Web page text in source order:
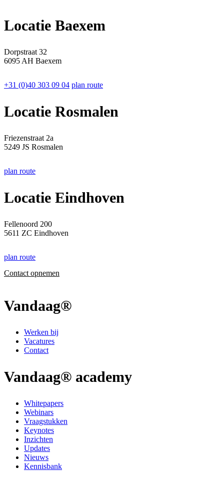
Locatie Baexem
Dorpstraat 32
6095 AH Baexem
+31 (0)40 303 09 04 plan route
Locatie Rosmalen
Friezenstraat 2a
5249 JS Rosmalen
plan route
Locatie Eindhoven
Fellenoord 200
5611 ZC Eindhoven
plan route
Contact opnemen
Vandaag®
Werken bij
Vacatures
Contact
Vandaag® academy
Whitepapers
Webinars
Vraagstukken
Keynotes
Inzichten
Updates
Nieuws
Kennisbank